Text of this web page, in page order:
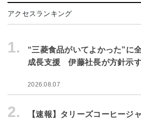
アクセスランキング
1.
“三菱食品がいてよかった”に
成長支援 伊藤社長が方針示
2026.08.07
2.
【速報】タリーズコーヒージ